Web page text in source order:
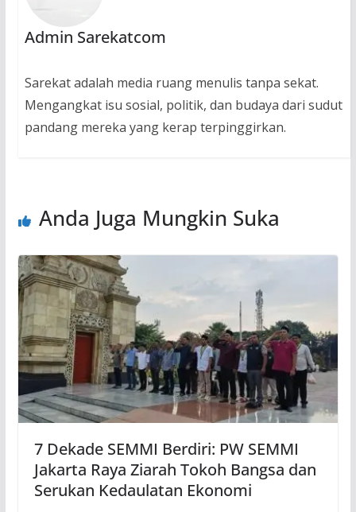
Admin Sarekatcom
Sarekat adalah media ruang menulis tanpa sekat.
Mengangkat isu sosial, politik, dan budaya dari sudut
pandang mereka yang kerap terpinggirkan.
Anda Juga Mungkin Suka
7 Dekade SEMMI Berdiri: PW SEMMI
Jakarta Raya Ziarah Tokoh Bangsa dan
Serukan Kedaulatan Ekonomi